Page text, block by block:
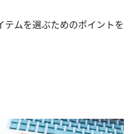
テムを選ぶためのポイントを